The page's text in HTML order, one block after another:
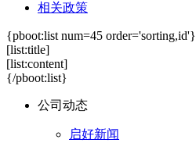
相关政策
{pboot:list num=45 order='sorting,id'}
[list:title]
[list:content]
{/pboot:list}
公司动态
启好新闻